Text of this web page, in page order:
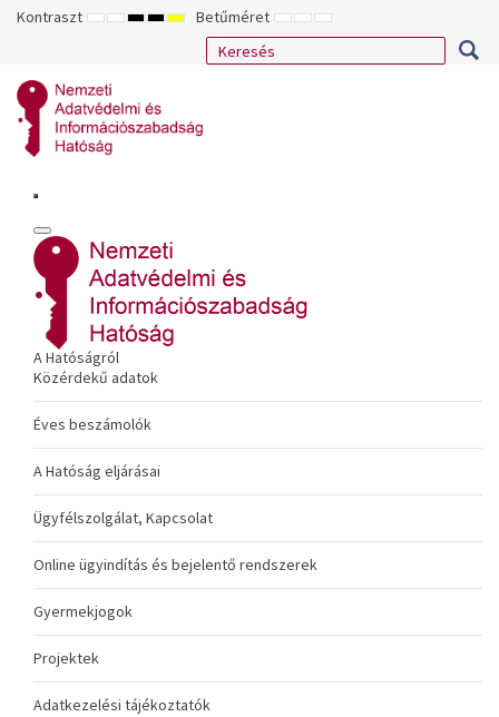
Kontraszt ALAPÉRTELMEZETT
ÉJSZAKAI
NAGY
KONTRASZTÚ
NAGY
KONTRASZTÚ
NAGY
KONTRASZTÚ
SÁRGA
FEKETE
Betűméret KISEBB
BETŰTÍPUS
ALAPÉRTELMEZETT
BETŰMÉRET
NAGYOBB
BETŰMÉRET
A Hatóságról
Közérdekű adatok
Éves beszámolók
A Hatóság eljárásai
Ügyfélszolgálat, Kapcsolat
Online ügyindítás és bejelentő rendszerek
Gyermekjogok
Projektek
Adatkezelési tájékoztatók